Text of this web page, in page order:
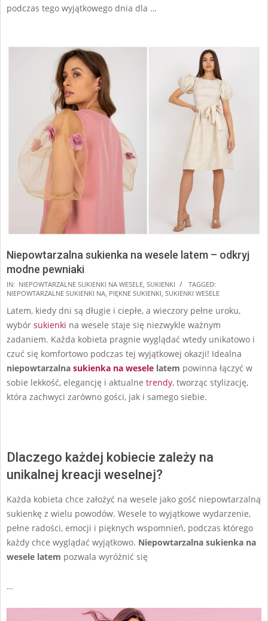
podczas tego wyjątkowego dnia dla …
Niepowtarzalna sukienka na wesele latem – odkryj
modne pewniaki
2025-
05-
22
IN: NIEPOWTARZALNE SUKIENKI NA WESELE, SUKIENKI
TAGGED:
NIEPOWTARZALNE SUKIENKI NA, PIĘKNE SUKIENKI, SUKIENKI WESELE
Latem, kiedy dni są długie i ciepłe, a wieczory pełne uroku,
wybór sukienki na wesele staje się niezwykle ważnym
zadaniem. Każda kobieta pragnie wyglądać wtedy unikatowo i
czuć się komfortowo podczas tej wyjątkowej okazji! Idealna
niepowtarzalna sukienka na wesele latem powinna łączyć w
sobie lekkość, elegancję i aktualne trendy, tworząc stylizację,
która zachwyci zarówno gości, jak i samego siebie.
Dlaczego każdej kobiecie zależy na
unikalnej kreacji weselnej?
Każda kobieta chce założyć na wesele jako gość niepowtarzalną
sukienkę z wielu powodów. Wesele to wyjątkowe wydarzenie,
pełne radości, emocji i pięknych wspomnień, podczas którego
każdy chce wyglądać wyjątkowo. Niepowtarzalna sukienka na
wesele latem pozwala wyróżnić się
…